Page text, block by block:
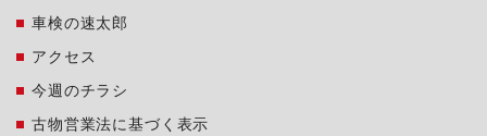
車検の速太郎
アクセス
今週のチラシ
古物営業法に基づく表示